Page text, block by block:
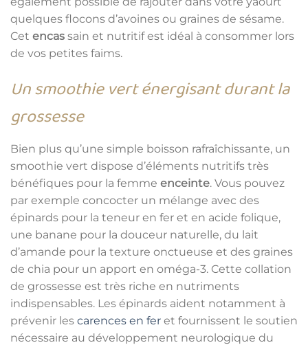
quelques flocons d’avoines ou graines de sésame.
Cet encas sain et nutritif est idéal à consommer lors
de vos petites faims.
Un smoothie vert énergisant durant la
grossesse
Bien plus qu’une simple boisson rafraîchissante, un
smoothie vert dispose d’éléments nutritifs très
bénéfiques pour la femme enceinte. Vous pouvez
par exemple concocter un mélange avec des
épinards pour la teneur en fer et en acide folique,
une banane pour la douceur naturelle, du lait
d’amande pour la texture onctueuse et des graines
de chia pour un apport en oméga-3. Cette collation
de grossesse est très riche en nutriments
indispensables. Les épinards aident notamment à
prévenir les carences en fer et fournissent le soutien
nécessaire au développement neurologique du